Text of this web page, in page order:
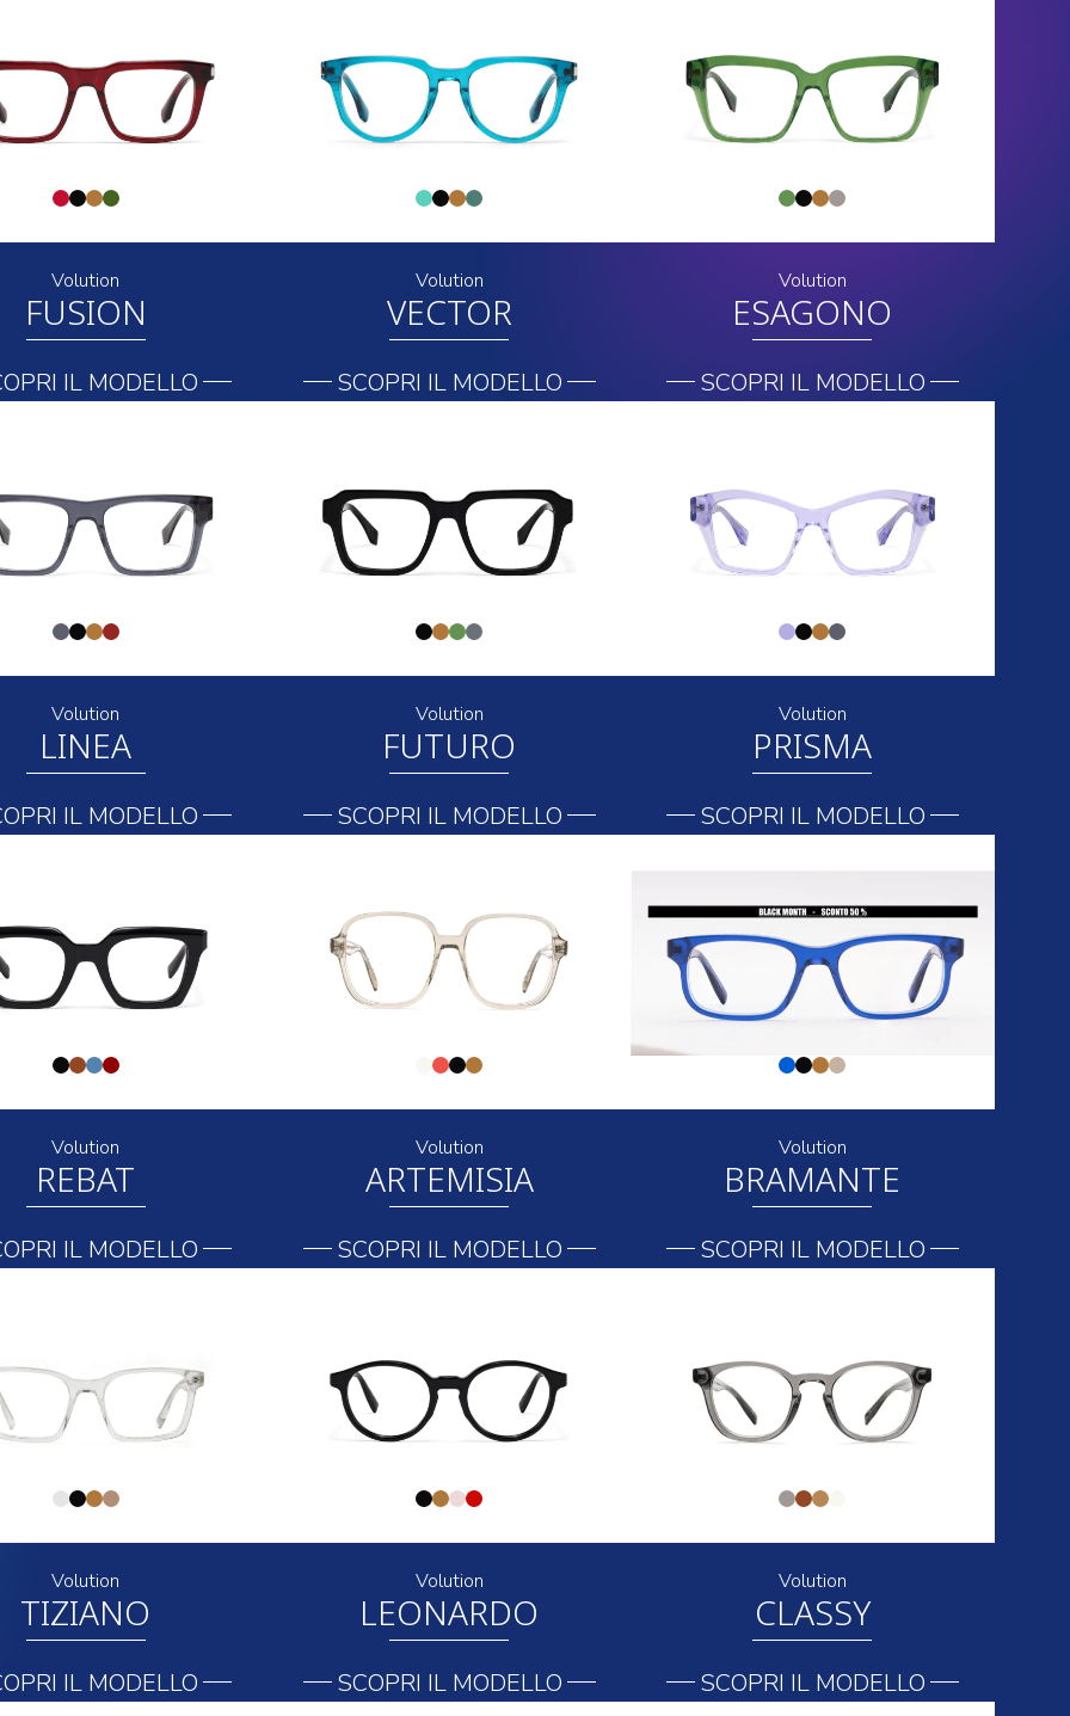
Volution
FUSION
IL MODELLO
Volution
VECTOR
SCOPRI IL MODELLO
Volution
ESAGONO
SCOPRI IL MODELLO
Volution
LINEA
IL MODELLO
Volution
FUTURO
SCOPRI IL MODELLO
Volution
PRISMA
SCOPRI IL MODELLO
Volution
REBAT
IL MODELLO
Volution
ARTEMISIA
SCOPRI IL MODELLO
Volution
BRAMANTE
SCOPRI IL MODELLO
Volution
TIZIANO
IL MODELLO
Volution
LEONARDO
SCOPRI IL MODELLO
Volution
CLASSY
SCOPRI IL MODELLO